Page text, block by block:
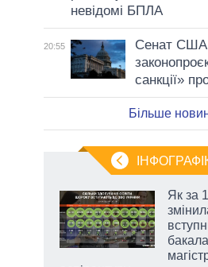
невідомі БПЛА
20:55
Сенат США
санкції»
Більше
Як за